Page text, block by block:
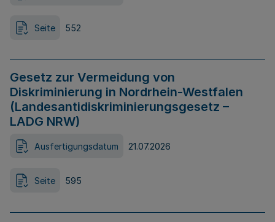
Seite 552
Gesetz zur Vermeidung von
Diskriminierung in Nordrhein-Westfalen
(Landesantidiskriminierungsgesetz –
LADG NRW)
Ausfertigungsdatum 21.07.2026
Seite 595